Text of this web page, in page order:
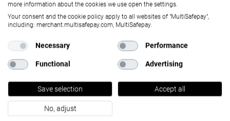
more information about the cookies we use open the settings.
Your consent and the cookie policy apply to all websites of "MultiSafepay",
including: merchant.multisafepay.com, MultiSafepay.
Necessary Performance
Functional Advertising
Save selection Accept all
No, adjust